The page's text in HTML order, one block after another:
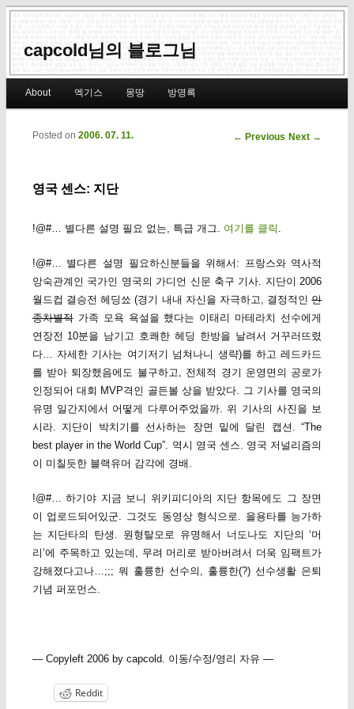
capcold님의 블로그님
Skip to primary content
Skip to secondary content
About 엑기스 몽땅 방명록
Post navigation
← Previous Next →
영국 센스: 지단
Posted on 2006. 07. 11.
!@#… 별다른 설명 필요 없는, 특급 개그. 여기를 클릭
!@#… 별다른 설명 필요하신분들을 위해서: 프랑스와 역사적
앙숙관계인 국가인 영국의 가디언 신문 축구 기사. 지단이 2006
월드컵 결승전 헤딩쑈 (경기 내내 자신을 자극하고, 결정적인인
종차별적가족 모욕 욕설을 했다는 이태리 마테라치 선수에게
연장전 10분을 남기고 호쾌한 헤딩 한방을 날려서 거꾸러뜨렸
다… 자세한 기사는 여기저기 넘쳐나니 생략)를 하고 레드카드
를 받아 퇴장했음에도 불구하고, 전체적 경기 운영면의 공로가
인정되어 대회 MVP격인 골든볼 상을 받았다. 그 기사를 영국의
유명 일간지에서 어떻게 다루어주었을까. 위 기사의 사진을 보
시라. 지단이 박치기를 선사하는 장면 밑에 달린 캡션. “The
best player in the World Cup”. 역시 영국 센스. 영국 저널리즘의
이 미칠듯한 블랙유머 감각에 경배.
!@#… 하기야 지금 보니 위키피디아의 지단 항목에도 그 장면
이 업로드되어있군. 그것도 동영상 형식으로. 을용타를 능가하
는 지단타의 탄생. 원형탈모로 유명해서 너도나도 지단의 ‘머
리’에 주목하고 있는데, 무려 머리로 받아버려서 더욱 임팩트가
강해졌다고나…;;; 뭐 훌륭한 선수의, 훌륭한(?) 선수생활 은퇴
기념 퍼포먼스.
— Copyleft 2006 by capcold. 이동/수정/영리 자유 —
Reddit